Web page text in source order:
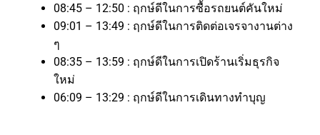
08:45 – 12:50 : ฤกษ์ดีในการซื้อรถยนต์คันใหม่
09:01 – 13:49 : ฤกษ์ดีในการติดต่อเจรจางานต่าง
ๆ
08:35 – 13:59 : ฤกษ์ดีในการเปิดร้านเริ่มธุรกิจ
ใหม่
06:09 – 13:29 : ฤกษ์ดีในการเดินทางทำบุญ